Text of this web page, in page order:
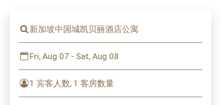
新加坡中国城凯贝丽酒店公寓
Fri, Aug 07 - Sat, Aug 08
1 宾客人数, 1 客房数量